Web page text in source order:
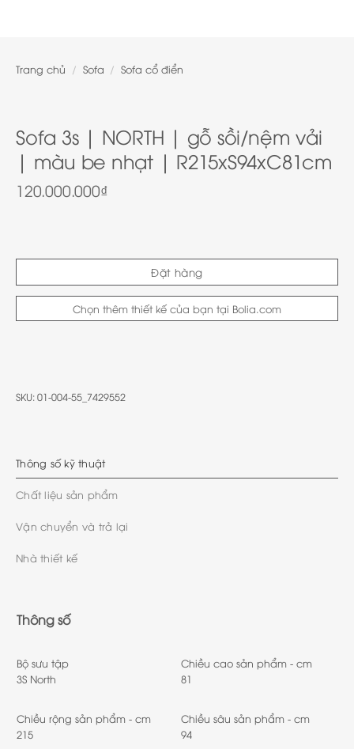
Trang chủ / Sofa / Sofa cổ điển
Sofa 3s | NORTH | gỗ sồi/nệm vải
| màu be nhạt | R215xS94xC81cm
120.000.000₫
Đặt hàng
Chọn thêm thiết kế của bạn tại Bolia.com
SKU:01-004-55_7429552
Thông số kỹ thuật
Chất liệu sản phẩm
Vận chuyển và trả lại
Nhà thiết kế
Thông số
Bộ sưu tập
3S North
Chiều cao sản phẩm - cm
81
Chiều rộng sản phẩm - cm
215
Chiều sâu sản phẩm - cm
94